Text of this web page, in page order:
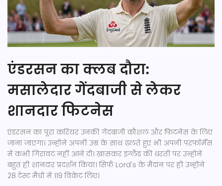
एंडरसन का क्लब दौरा:
मसालेदार गेंदबाजी से लेकर
शानदार फिटनेस
एंडरसन का पूरा करियर उनकी गेंदबाजी कौशल और फिटनेस के लिए
जाना जाएगा। उन्होंने अपनी उम्र के साथ ढलते हुए भी अपनी परफॉर्मेंस
में कभी गिरावट नहीं आने दी। खासकर इंग्लैंड की धरती पर उन्होंने
बहुत ही शानदार प्रदर्शन किया। सिर्फ Lord's के मैदान पर ही उन्होंने
28 टेस्ट मैचों में 119 विकेट लिए।